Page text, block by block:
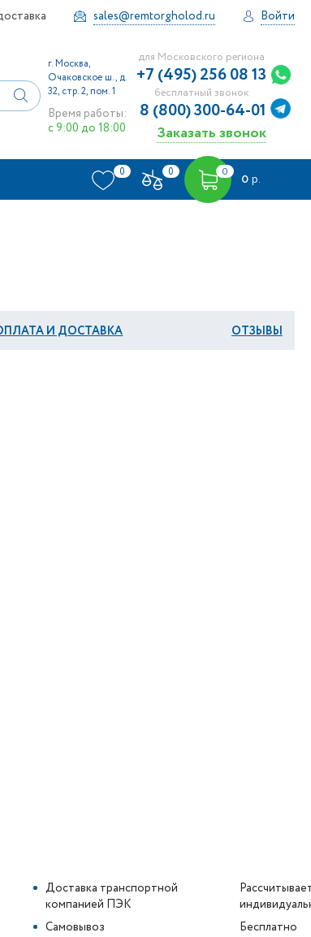
sales@remtorgholod.ru Войти
г. Москва,
Очаковское ш., д.
32, стр. 2, пом. 1
Время работы:
с 9:00 до 18:00
для Московского региона
+7 (495) 256 08 13
бесплатный звонок
8 (800) 300-64-01
Заказать звонок
0 0 0
0 р.
И ДОСТАВКА ОТЗЫВЫ
Доставка транспортной
компанией ПЭК
Самовывоз
Бесплатно